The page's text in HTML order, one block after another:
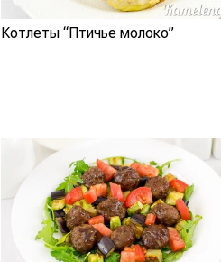
Котлеты “Птичье молоко”